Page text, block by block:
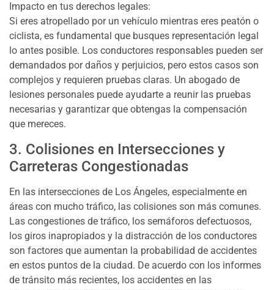
Impacto en tus derechos legales:
Si eres atropellado por un vehículo mientras eres peatón o
ciclista, es fundamental que busques representación legal
lo antes posible. Los conductores responsables pueden ser
demandados por daños y perjuicios, pero estos casos son
complejos y requieren pruebas claras. Un abogado de
lesiones personales puede ayudarte a reunir las pruebas
necesarias y garantizar que obtengas la compensación
que mereces.
3. Colisiones en Intersecciones y
Carreteras Congestionadas
En las intersecciones de Los Ángeles, especialmente en
áreas con mucho tráfico, las colisiones son más comunes.
Las congestiones de tráfico, los semáforos defectuosos,
los giros inapropiados y la distracción de los conductores
son factores que aumentan la probabilidad de accidentes
en estos puntos de la ciudad. De acuerdo con los informes
de tránsito más recientes, los accidentes en las